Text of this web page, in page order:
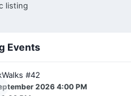
listing
Events
#42
2026 4:00 PM